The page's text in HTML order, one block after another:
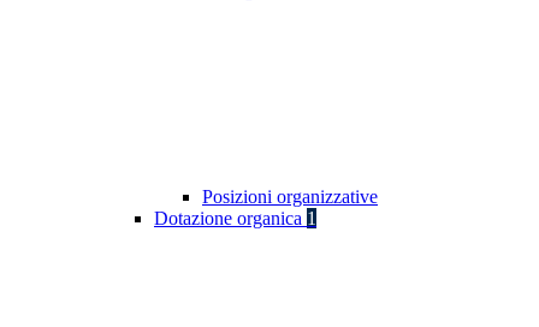
Posizioni organizzative
Dotazione organica 1